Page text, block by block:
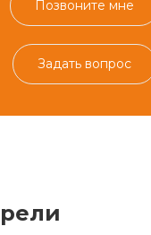
Позвоните мне
Задать вопрос